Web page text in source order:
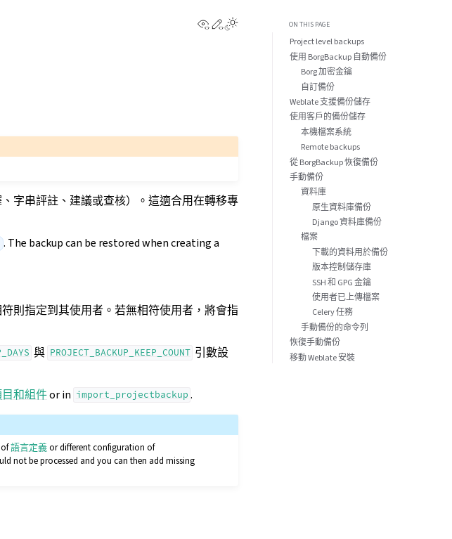
View this page
Edit this page
字串評註、建議或查核）。這適合用在轉移專
. The backup can be restored when creating a
則指定到其使用者。若無相符使用者，將會指
與 PROJECT_BACKUP_KEEP_COUNT 引數設
和組件or in import_projectbackup .
of語言定義or different configuration of
not be processed and you can then add missing
ON THIS PAGE
Project level backups
使用 BorgBackup 自動備份
Borg 加密金鑰
自訂備份
Weblate 支援備份儲存
使用客戶的備份儲存
本機檔案系統
Remote backups
從 BorgBackup 恢復備份
手動備份
資料庫
原生資料庫備份
Django 資料庫備份
檔案
下載的資料用於備份
版本控制儲存庫
SSH 和 GPG 金鑰
使用者已上傳檔案
Celery 任務
手動備份的命令列
恢復手動備份
移動 Weblate 安裝